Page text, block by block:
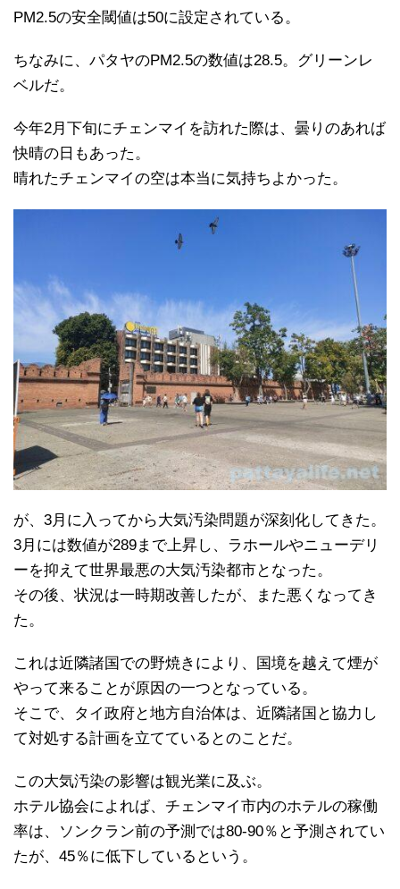
PM2.5の安全閾値は50に設定されている。
ちなみに、パタヤのPM2.5の数値は28.5。グリーンレ
ベルだ。
今年2月下旬にチェンマイを訪れた際は、曇りのあれば
快晴の日もあった。
晴れたチェンマイの空は本当に気持ちよかった。
が、3月に入ってから大気汚染問題が深刻化してきた。
3月には数値が289まで上昇し、ラホールやニューデリ
ーを抑えて世界最悪の大気汚染都市となった。
その後、状況は一時期改善したが、また悪くなってき
た。
これは近隣諸国での野焼きにより、国境を越えて煙が
やって来ることが原因の一つとなっている。
そこで、タイ政府と地方自治体は、近隣諸国と協力し
て対処する計画を立てているとのことだ。
この大気汚染の影響は観光業に及ぶ。
ホテル協会によれば、チェンマイ市内のホテルの稼働
率は、ソンクラン前の予測では80-90％と予測されてい
たが、45％に低下しているという。